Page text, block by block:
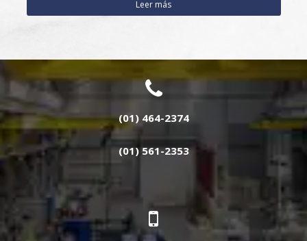
Leer más
(01) 464-2374
(01) 561-2353